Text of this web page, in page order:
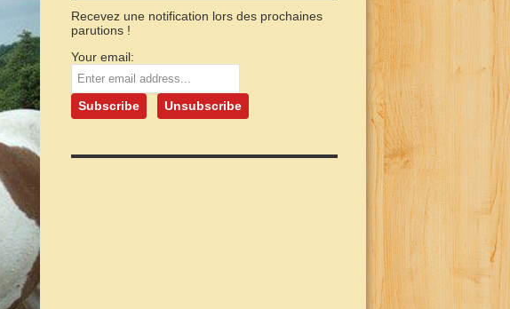
Recevez une notification lors des prochaines
parutions !
Your email: